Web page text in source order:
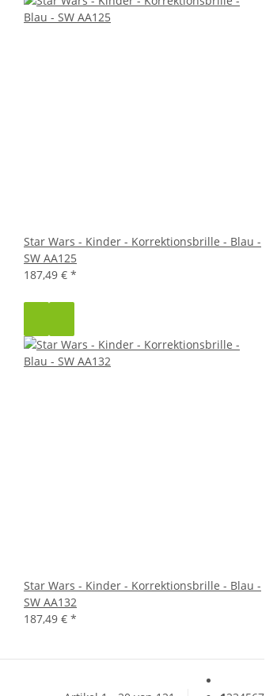
Star Wars - Kinder - Korrektionsbrille - Blau -
SW AA125
187,49 € *
Star Wars - Kinder - Korrektionsbrille - Blau -
SW AA132
187,49 € *